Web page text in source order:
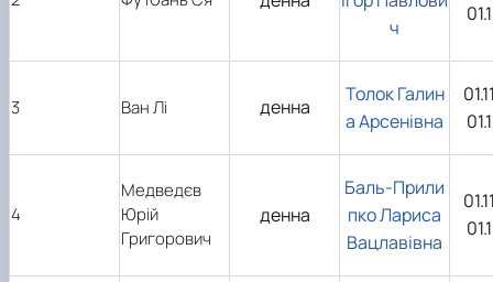
ч
3 Ван Лі денна
Толок Галин
а Арсенівна
4
Медведєв
Юрій
Григорович
денна
Баль-Прили
пко Лариса
Вацлавівна